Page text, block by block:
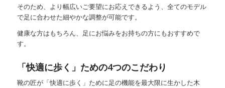
そのため、より幅広いご要望にお応えできるよう、全てのモデル
で足に合わせた細やかな調整が可能です。
健康な方はもちろん、足にお悩みをお持ちの方にもおすすめで
す。
「快適に歩く」ための4つのこだわり
靴の匠が「快適に歩く」ために足の機能を最大限に生かした木